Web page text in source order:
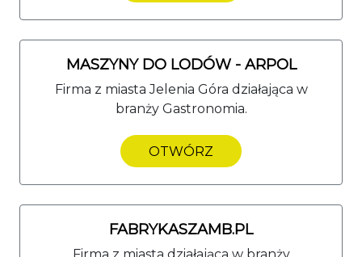
MASZYNY DO LODÓW - ARPOL
Firma z miasta Jelenia Góra działająca w
branży Gastronomia.
OTWÓRZ
FABRYKASZAMB.PL